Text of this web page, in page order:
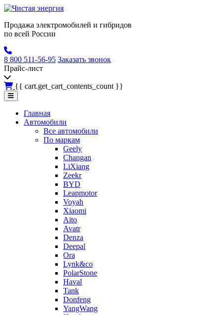
Продажа электромобилей и гибридов
по всей России
8 800 511-56-95 Заказать звонок
Прайс-лист
{{ cart.get_cart_contents_count }}
Главная
Автомобили
Все автомобили
По маркам
Geely
Changan
LiXiang
Zeekr
BYD
Leapmotor
Voyah
Xiaomi
Aito
Avatr
Denza
Deepal
Ora
Lynk&co
PolarStone
Haval
Tank
Donfeng
YangWang